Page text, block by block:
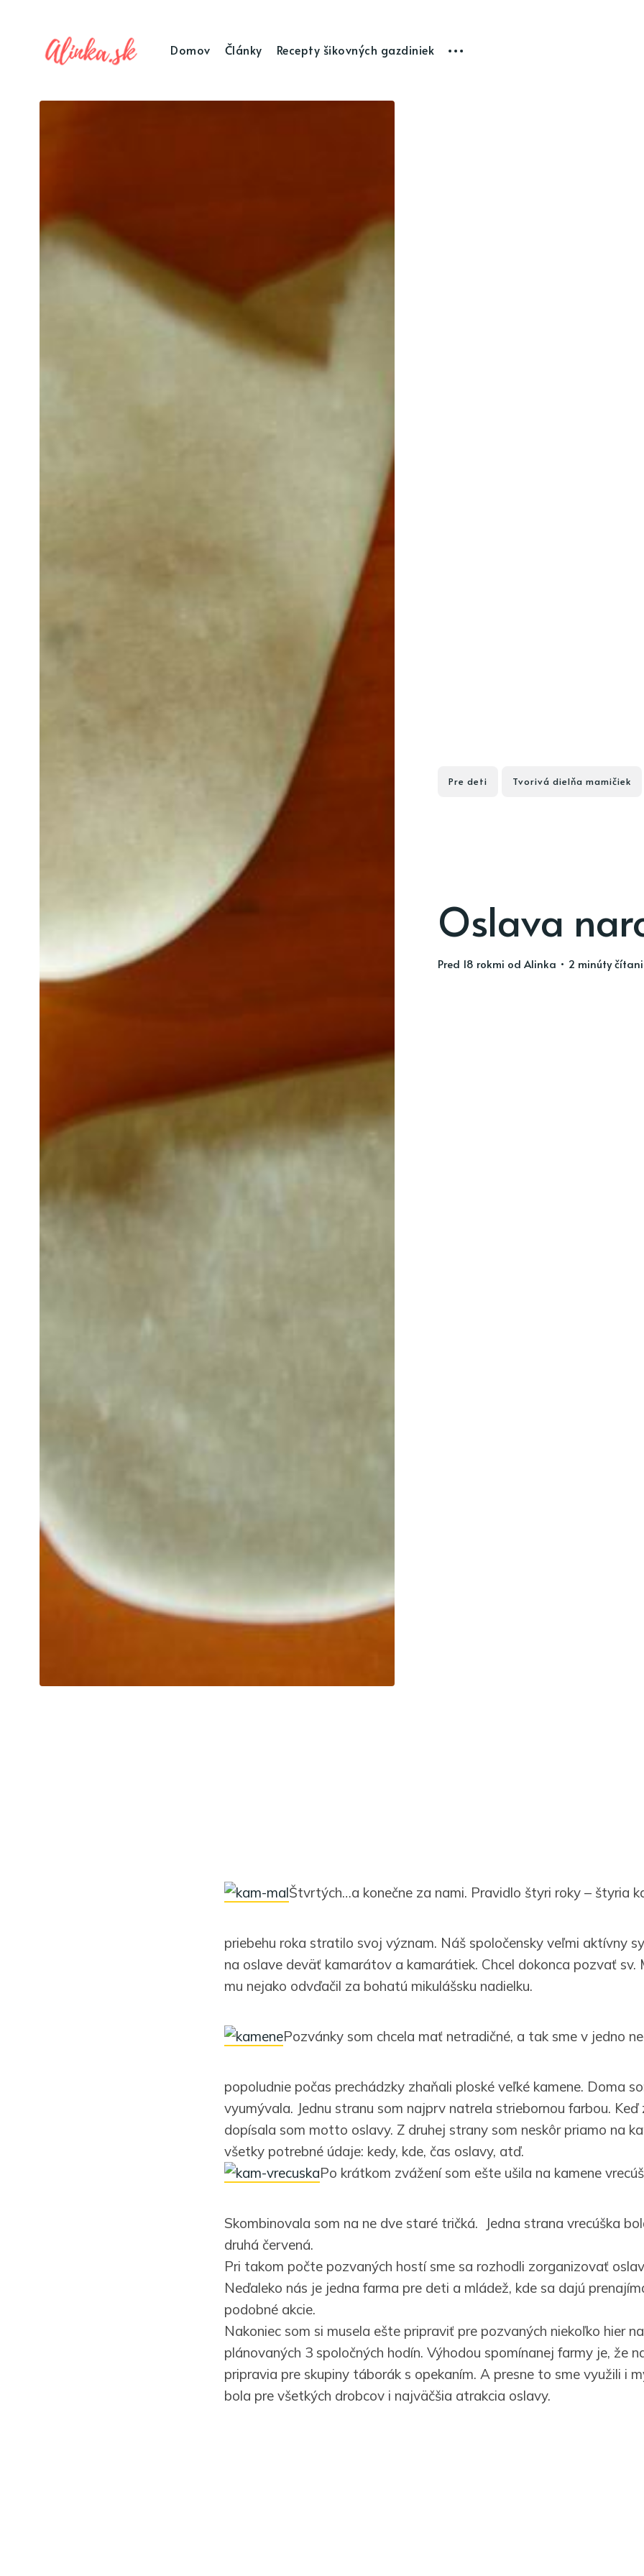
Domov Články Recepty šikovných gazdiniek
Pre deti Tvorivá dielňa mamičiek
Oslava
pred 18 rokmi od Alinka • 2 minúty
Štvrtých…a konečne za nami. Pravidlo štyri roky – štyria
priebehu roka stratilo svoj význam. Náš spoločensky veľmi aktívny
na oslave deväť kamarátov a kamarátiek. Chcel dokonca pozvať sv.
mu nejako odvďačil za bohatú mikulášsku nadielku.
Pozvánky som chcela mať netradičné, a tak sme v jedno
popoludnie počas prechádzky zhaňali ploské veľké kamene. Doma
vyumývala. Jednu stranu som najprv natrela striebornou farbou. Keď
dopísala som motto oslavy. Z druhej strany som neskôr priamo na
všetky potrebné údaje: kedy, kde, čas oslavy, atď.
Po krátkom zvážení som ešte ušila na kamene
Skombinovala som na ne dve staré tričká. Jedna strana vrecúška
druhá červená.
Pri takom počte pozvaných hostí sme sa rozhodli zorganizovať
Neďaleko nás je jedna farma pre deti a mládež, kde sa dajú
podobné akcie.
Nakoniec som si musela ešte pripraviť pre pozvaných niekoľko hier
plánovaných 3 spoločných hodín. Výhodou spomínanej farmy je, že
pripravia pre skupiny táborák s opekaním. A presne to sme využili i
bola pre všetkých drobcov i najväčšia atrakcia oslavy.